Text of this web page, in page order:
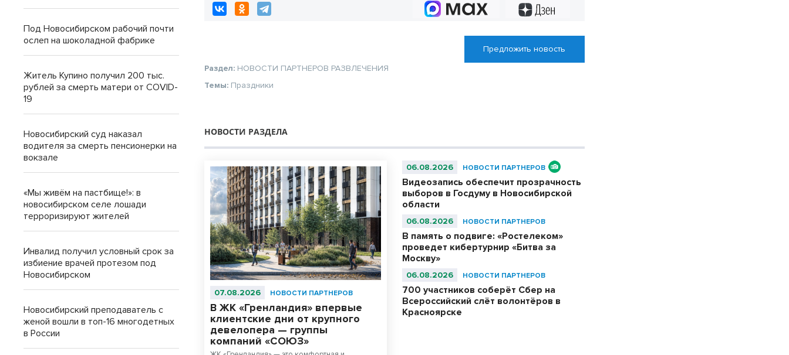
Предложить новость
Раздел: НОВОСТИ ПАРТНЕРОВ РАЗВЛЕЧЕНИЯ
Темы: Праздники
НОВОСТИ РАЗДЕЛА
07.08.2026 НОВОСТИ ПАРТНЕРОВ
В ЖК «Гренландия» впервые
клиентские дни от крупного
девелопера — группы
компаний «СОЮЗ»
06.08.2026 НОВОСТИ ПАРТНЕРОВ
Видеозапись обеспечит прозрачность
выборов в Госдуму в Новосибирской
области
06.08.2026 НОВОСТИ ПАРТНЕРОВ
В память о подвиге: «Ростелеком»
проведет кибертурнир «Битва за
Москву»
06.08.2026 НОВОСТИ ПАРТНЕРОВ
700 участников соберёт Сбер на
Всероссийский слёт волонтёров в
Красноярске
Под Новосибирском рабочий почти
ослеп на шоколадной фабрике
Житель Купино получил 200 тыс.
рублей за смерть матери от COVID-
19
Новосибирский суд наказал
водителя за смерть пенсионерки на
вокзале
«Мы живём на пастбище!»: в
новосибирском селе лошади
терроризируют жителей
Инвалид получил условный срок за
избиение врачей протезом под
Новосибирском
Новосибирский преподаватель с
женой вошли в топ-16 многодетных
в России